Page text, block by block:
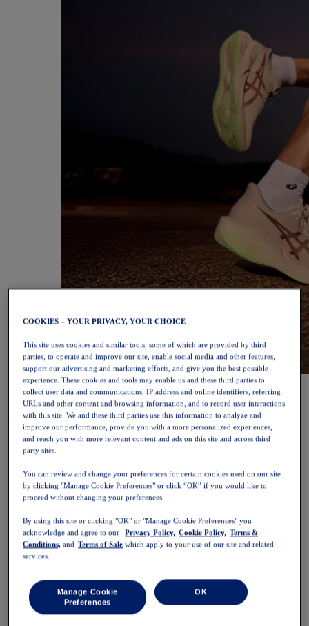
NOVABLAST™ 6Køb nu
Kvinder
Fremhævede
Nyheder
Bestsellere
NOVABLAST™ 6
Sko
Løb
Tennis
Volleyball
Håndbold
SportStyle
Toppe
Sports-bh'er
COOKIES – YOUR PRIVACY, YOUR CHOICE
This site uses cookies and similar tools, some of which are provided by third
parties, to operate and improve our site, enable social media and other features,
support our advertising and marketing efforts, and give you the best possible
experience. These cookies and tools may enable us and these third parties to
collect user data and communications, IP address and online identifiers, referring
URLs and other content and browsing information, and to record user interactions
with this site. We and these third parties use this information to analyze and
improve our performance, provide you with a more personalized experiences,
and reach you with more relevant content and ads on this site and across third
party sites.
You can review and change your preferences for certain cookies used on our site
by clicking "Manage Cookie Preferences" or click “OK” if you would like to
proceed without changing your preferences.
By using this site or clicking "OK" or "Manage Cookie Preferences" you
acknowledge and agree to our
Privacy Policy, Cookie Policy, Terms &
Conditions, and Terms of Sale which apply to your use of our site and related
services.
Manage Cookie
Preferences
OK